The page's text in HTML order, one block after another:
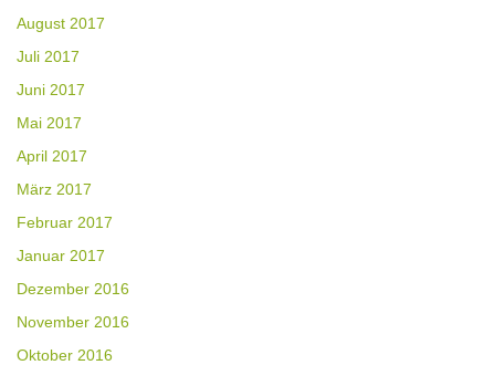
August 2017
Juli 2017
Juni 2017
Mai 2017
April 2017
März 2017
Februar 2017
Januar 2017
Dezember 2016
November 2016
Oktober 2016